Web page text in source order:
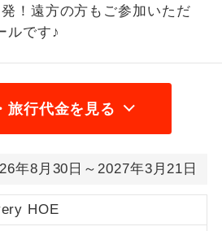
！遠方の方もご参加いただ
ルです♪
旅行代金を見る
年8月30日～2027年3月21日
HOE
性限定でご参加いただけるコースで
す。
用航空会社が指定なので、ご出発の計
紹介するホテルを指定したコースで